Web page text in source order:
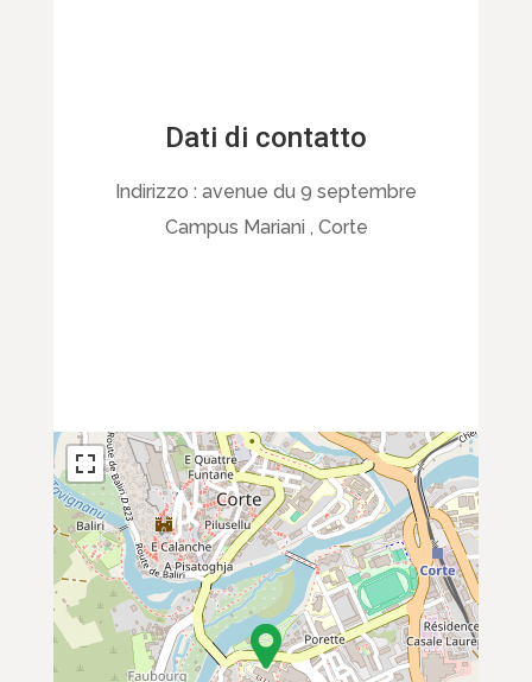
Dati di contatto
Indirizzo : avenue du 9 septembre
Campus Mariani , Corte